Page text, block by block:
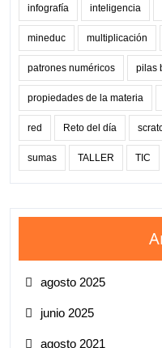
infografía inteligencia
mineduc multiplicación
patrones numéricos pilas
propiedades de la materia
red Reto del día
sumas TALLER TIC
agosto 2025
junio 2025
agosto 2021